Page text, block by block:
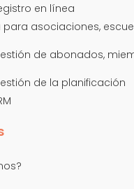
en línea
para asociaciones,
de abonados,
de la planificación